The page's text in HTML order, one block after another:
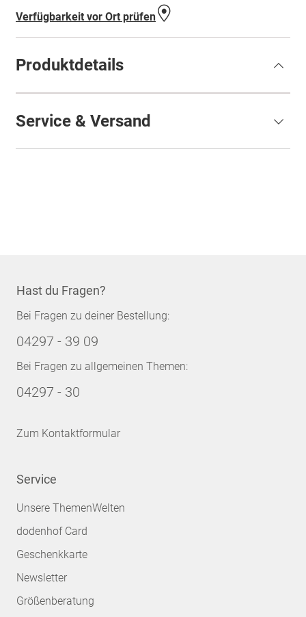
Verfügbarkeit vor Ort prüfen
Produktdetails
Service & Versand
Hast du Fragen?
Bei Fragen zu deiner Bestellung:
04297 - 39 09
Bei Fragen zu allgemeinen Themen:
04297 - 30
Zum Kontaktformular
Service
Unsere ThemenWelten
dodenhof Card
Geschenkkarte
Newsletter
Größenberatung